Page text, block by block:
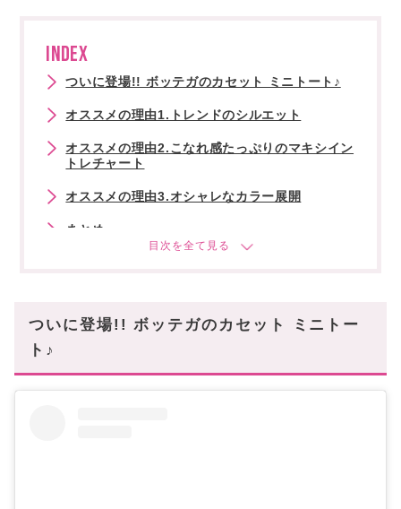
INDEX
ついに登場!! ボッテガのカセット ミニトート♪
オススメの理由1.トレンドのシルエット
オススメの理由2.こなれ感たっぷりのマキシイン
トレチャート
オススメの理由3.オシャレなカラー展開
まとめ
あなたにオススメの記事はこちら
ついに登場!! ボッテガのカセット ミニトー
ト♪